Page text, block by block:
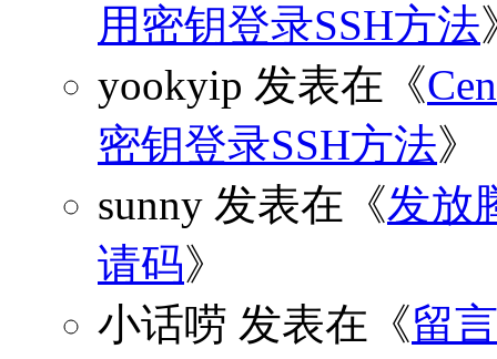
用密钥登录SSH方法
yookyip 发表在《
密钥登录SSH方法》
sunny 发表在《发放
请码》
小话唠 发表在《留